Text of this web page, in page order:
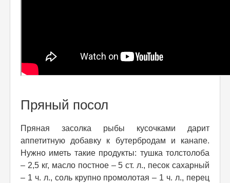
Пряный посол
Пряная засолка рыбы кусочками дарит
аппетитную добавку к бутербродам и канапе.
Нужно иметь такие продукты: тушка толстолоба
– 2,5 кг, масло постное – 5 ст. л., песок сахарный
– 1 ч. л., соль крупно промолотая – 1 ч. л., перец